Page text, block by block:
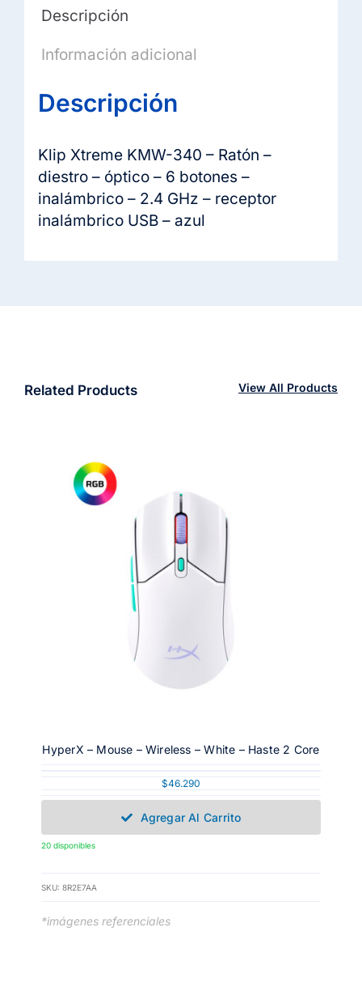
-
-
GHz
receptor
inalámbrico
USB
Descripción
Información adicional
Descripción
Klip Xtreme KMW-340 – Ratón –
diestro – óptico – 6 botones –
inalámbrico – 2.4 GHz – receptor
inalámbrico USB – azul
Related Products View All Products
HyperX – Mouse – Wireless – White – Haste 2 Core
$46.290
Agregar Al Carrito
20 disponibles
SKU: 8R2E7AA
*imágenes referenciales